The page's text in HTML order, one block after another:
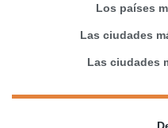
Los países
Las ciudades
Las ciudades